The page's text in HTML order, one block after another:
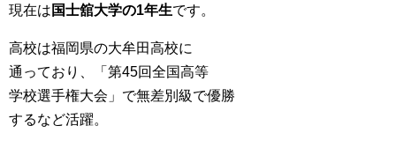
現在は 国士舘大学の1年生です。
高校は福岡県の大牟田高校に
通っており、「第45回全国高等
学校選手権大会」で無差別級で優勝
するなど活躍。